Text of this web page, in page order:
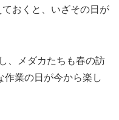
おくと、いざその日が
、メダカたちも春の訪
作業の日が今から楽し